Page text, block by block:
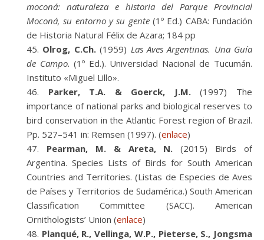
moconá: naturaleza e historia del Parque Provincial
Moconá, su entorno y su gente(1º Ed.) CABA: Fundación
de Historia Natural Félix de Azara; 184 pp
Olrog, C.Ch.(1959) Las Aves Argentinas. Una Guía
de Campo. (1º Ed.). Universidad Nacional de Tucumán.
Instituto «Miguel Lillo».
Parker, T.A. & Goerck, J.M.(1997) The
importance of national parks and biological reserves to
bird conservation in the Atlantic Forest region of Brazil.
Pp. 527–541 in: Remsen (1997). (enlace)
Pearman, M. & Areta, N. (2015) Birds of
Argentina. Species Lists of Birds for South American
Countries and Territories. (Listas de Especies de Aves
de Países y Territorios de Sudamérica.) South American
Classification Committee (SACC). American
Ornithologists’ Union (enlace)
Planqué, R., Vellinga, W.P., Pieterse, S., Jongsma